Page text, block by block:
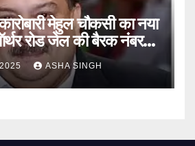
मेहुल चौकसी का नया
रोड जेल की बैरक नंबर
ASHA SINGH